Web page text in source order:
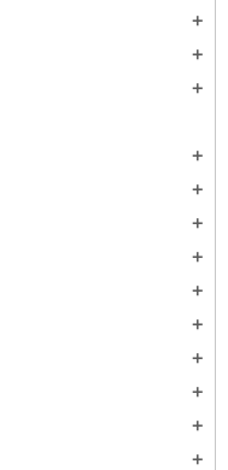
add
add
add
add
add
add
add
add
add
add
add
add
add